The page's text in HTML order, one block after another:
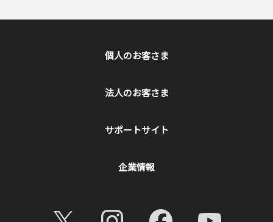
個人のお客さま
法人のお客さま
サポートサイト
企業情報